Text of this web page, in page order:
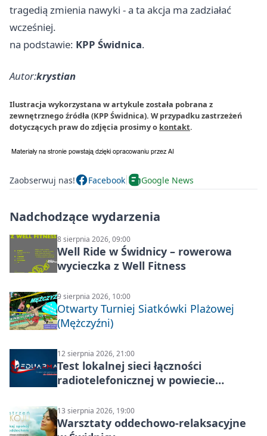
tragedią zmienia nawyki - a ta akcja ma zadziałać
wcześniej.
na podstawie: KPP Świdnica.
Autor:krystian
Ilustracja wykorzystana w artykule została pobrana z
zewnętrznego źródła (KPP Świdnica). W przypadku zastrzeżeń
dotyczących praw do zdjęcia prosimy o kontakt.
Zaobserwuj nas! Facebook Google News
Nadchodzące wydarzenia
8 sierpnia 2026, 09:00
Well Ride w Świdnicy – rowerowa
wycieczka z Well Fitness
9 sierpnia 2026, 10:00
Otwarty Turniej Siatkówki Plażowej
(Mężczyźni)
12 sierpnia 2026, 21:00
Test lokalnej sieci łączności
radiotelefonicznej w powiecie
13 sierpnia 2026, 19:00
Warsztaty oddechowo-relaksacyjne